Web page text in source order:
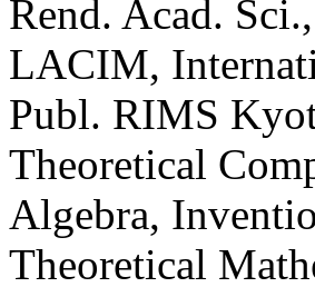
Rend. Acad.
LACIM,
Publ. RIMS
Theoretical
Algebra,
Theoretical